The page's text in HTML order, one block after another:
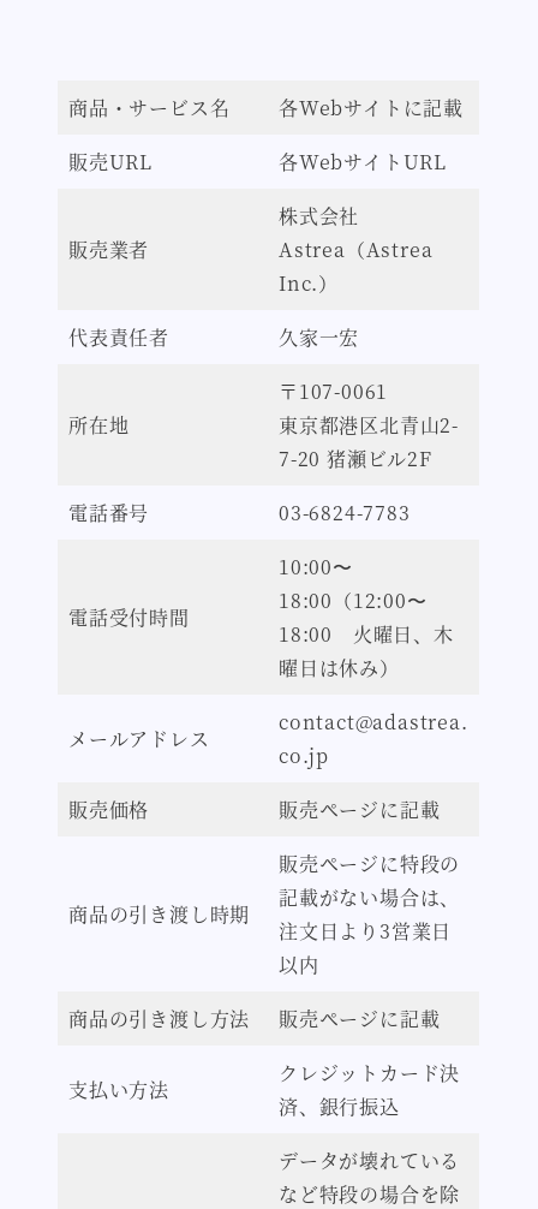
商品・サービス名
各Webサイトに記載
販売URL
各WebサイトURL
販売業者
株式会社
Astrea（Astrea
Inc.）
代表責任者
久家一宏
所在地
〒107-0061
東京都港区北青山2-
7-20 猪瀬ビル2F
電話番号
03-6824-7783
電話受付時間
10:00〜
18:00（12:00〜
18:00 火曜日、木
曜日は休み）
メールアドレス
contact@adastrea.
co.jp
販売価格
販売ページに記載
商品の引き渡し時期
販売ページに特段の
記載がない場合は、
注文日より3営業日
以内
商品の引き渡し方法
販売ページに記載
支払い方法
クレジットカード決
済、銀行振込
データが壊れている
など特段の場合を除